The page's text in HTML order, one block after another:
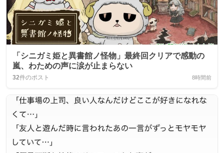
「シニガミ姫と異書館ノ怪物」最終回クリアで感動の
嵐、わための声に涙が止まらない
32件のポスト 8時間前